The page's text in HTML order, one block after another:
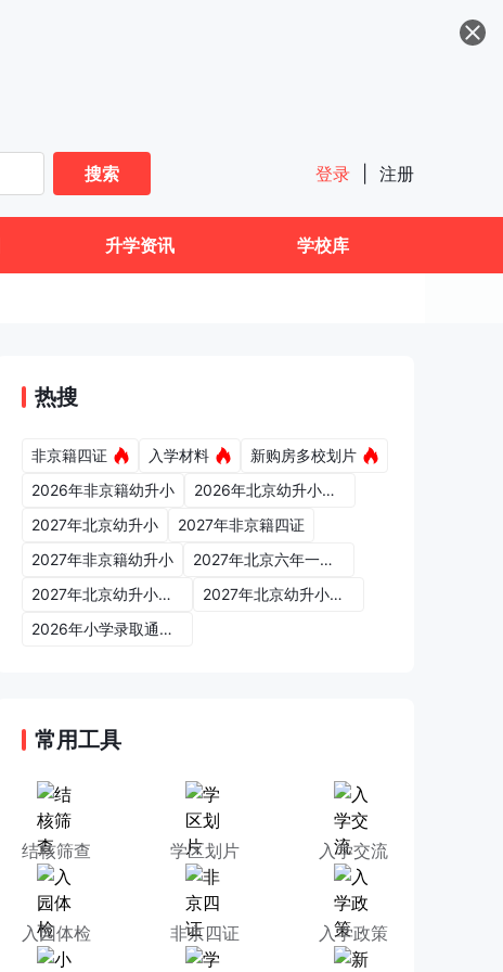
搜索
登录 注册
升学资讯 学校库
热搜
非京籍四证 入学材料
新购房多校划片
2026年非京籍幼升小
2026年北京幼升小入学政策
2027年北京幼升小
2027年非京籍四证
2027年非京籍幼升小
2027年北京六年一学位政策
2027年北京幼升小六年一学位政策
2027年北京幼升小入学政策
2026年小学录取通知书
常用工具
结核筛查 学区划片 入学交流
入园体检 非京四证 入学政策